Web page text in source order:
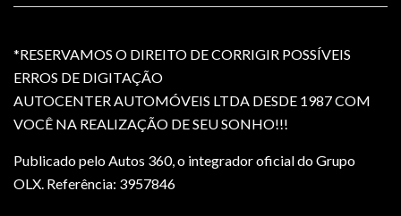
*RESERVAMOS O DIREITO DE CORRIGIR POSSÍVEIS
ERROS DE DIGITAÇÃO
AUTOCENTER AUTOMÓVEIS LTDA DESDE 1987 COM
VOCÊ NA REALIZAÇÃO DE SEU SONHO!!!
Publicado pelo Autos 360, o integrador oficial do Grupo
OLX. Referência: 3957846